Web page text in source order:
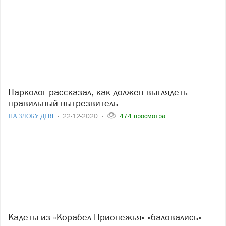
Нарколог рассказал, как должен выглядеть
правильный вытрезвитель
НА ЗЛОБУ ДНЯ 22-12-2020 474 просмотра
Кадеты из «Корабел Прионежья» «баловались»